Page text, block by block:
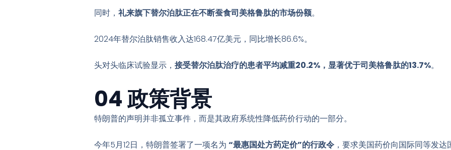
同时， 礼来旗下替尔泊肽正在不断蚕食司美格鲁肽的市场份额。
2024年替尔泊肽销售收入达168.47亿美元，同比增长86.6%。
头对头临床试验显示， 接受替尔泊肽治疗的患者平均减重20.2%，显著优于司美格鲁肽的13.7%。
04 政策背景
特朗普的声明并非孤立事件，而是其政府系统性降低药价行动的一部分。
今年5月12日，特朗普签署了一项名为 “最惠国处方药定价”的行政令 ，要求美国药价向国际同等发达